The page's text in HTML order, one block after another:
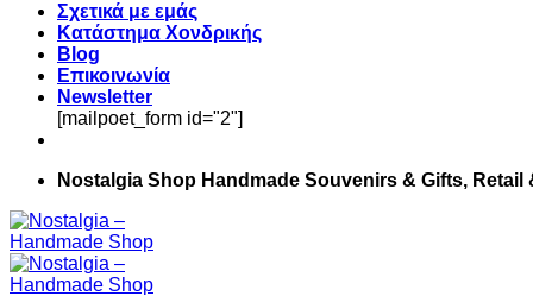
Σχετικά με εμάς
Κατάστημα Χονδρικής
Blog
Επικοινωνία
Newsletter
[mailpoet_form id="2"]
Nostalgia Shop Handmade Souvenirs & Gifts, Retail